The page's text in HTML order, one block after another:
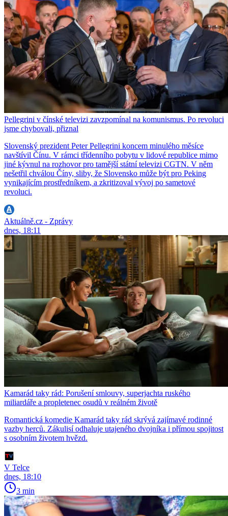
Pellegrini v čínské televizi zavzpomínal na komunismus. Po revoluci
jsme chybovali, přiznal
Slovenský prezident Peter Pellegrini koncem minulého měsíce
navštívil Čínu. V rámci třídenního pobytu v lidové republice mimo
jiné kývnul na rozhovor pro tamější státní televizi CGTN. V něm
nešetřil chválou Číny, sliby, že Slovensko může být pro Peking
vynikajícím prostředníkem, a zkritizoval vývoj po sametové
revoluci.
Aktuálně.cz - Zprávy
dnes, 18:11
Kamarád taky rád: Porušení smlouvy, superjachta ruského
miliardáře a propletenec osudů v reálném životě
Romantická komedie Kamarád taky rád skrývá zajímavé rodinné
vazby herců. Zákulisí odhaluje utajeného dvojníka i přímou spojitost
s osobním životem hvězd.
V Telce
dnes, 18:10
3 min